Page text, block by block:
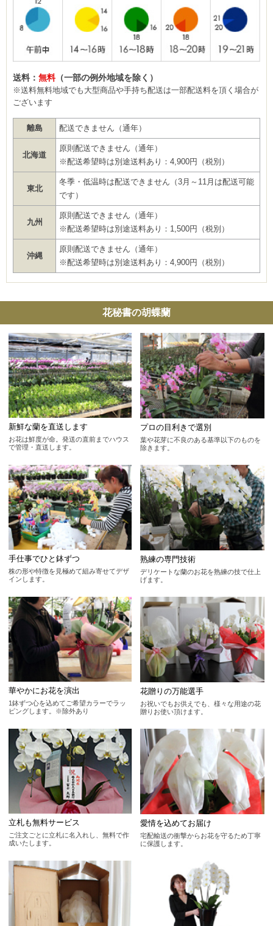
送料： 無料（一部の例外地域を除く）
※送料無料地域でも大型商品や手持ち配送は一部配送料を頂く場合が
ございます
離島 配送できません（通年）
北海道
原則配送できません（通年）
※配送希望時は別途送料あり：4,900円（税別）
東北
冬季・低温時は配送できません（3月～11月は配送可能
です）
九州
原則配送できません（通年）
※配送希望時は別途送料あり：1,500円（税別）
沖縄
原則配送できません（通年）
※配送希望時は別途送料あり：4,900円（税別）
花秘書の胡蝶蘭
新鮮な蘭を直送します
お花は鮮度が命。発送の直前までハウス
で管理・直送します。
プロの目利きで選別
葉や花芽に不良のある基準以下のものを
除きます。
手仕事でひと鉢ずつ
株の形や特徴を見極めて組み寄せてデザ
インします。
熟練の専門技術
デリケートな蘭のお花を熟練の技で仕上
げます。
華やかにお花を演出
1鉢ずつ心を込めてご希望カラーでラッ
ピングします。※除外あり
花贈りの万能選手
お祝いでもお供えでも、様々な用途の花
贈りお使い頂けます。
立札も無料サービス
ご注文ごとに立札に名入れし、無料で作
成いたします。
愛情を込めてお届け
宅配輸送の衝撃からお花を守るため丁寧
に保護します。